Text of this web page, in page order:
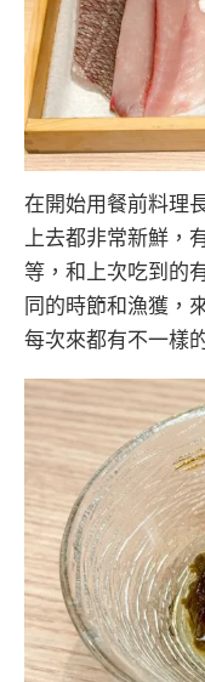
在開始用餐前料理
上去都非常新鮮，
等，和上次吃到的
同的時節和漁獲，
每次來都有不一樣